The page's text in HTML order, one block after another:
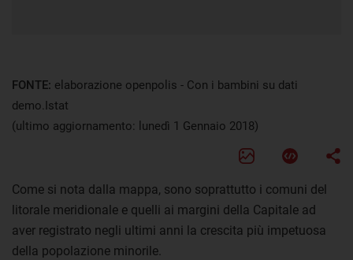
FONTE: elaborazione openpolis - Con i bambini su dati
demo.Istat
(ultimo aggiornamento: lunedì 1 Gennaio 2018)
Come si nota dalla mappa, sono soprattutto i comuni del
litorale meridionale e quelli ai margini della Capitale ad
aver registrato negli ultimi anni la crescita più impetuosa
della popolazione minorile.